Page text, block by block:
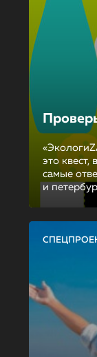
это
самые
и